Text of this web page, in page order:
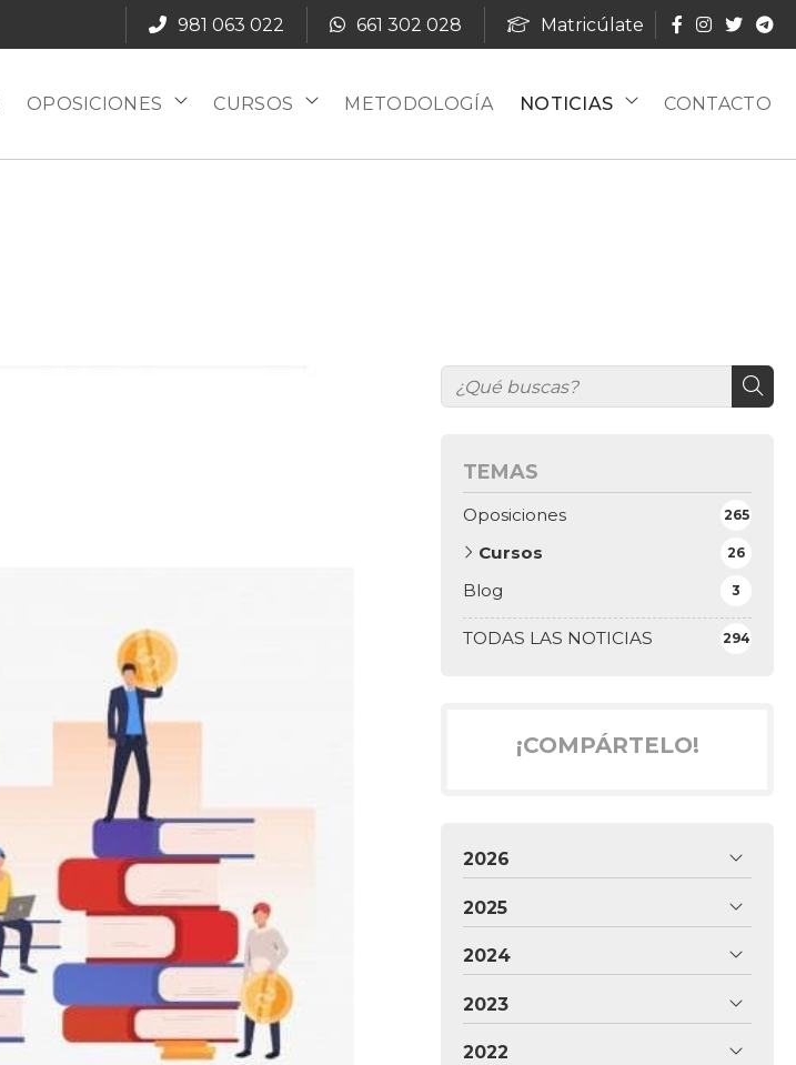
981 063 022 661 302 028 Matricúlate
OPOSICIONES CURSOS METODOLOGÍA NOTICIAS CONTACTO
TEMAS
TODAS LAS NOTICIAS 294
Oposiciones 265
Cursos 26
Blog 3
¡COMPÁRTELO!
2026
2025
2024
2023
2022